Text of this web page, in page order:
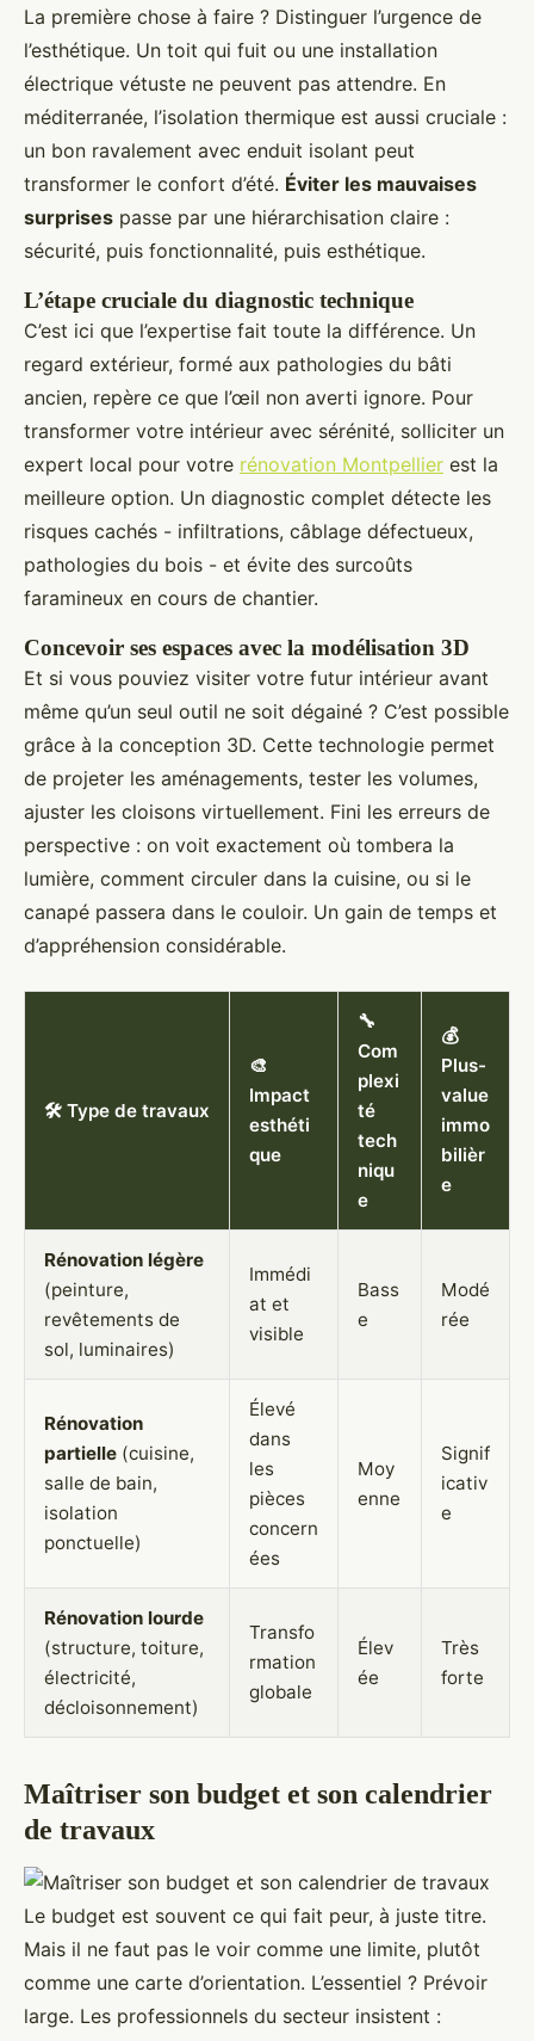
La première chose à faire ? Distinguer l’urgence de
l’esthétique. Un toit qui fuit ou une installation
électrique vétuste ne peuvent pas attendre. En
méditerranée, l’isolation thermique est aussi cruciale :
un bon ravalement avec enduit isolant peut
transformer le confort d’été. Éviter les mauvaises
surprises passe par une hiérarchisation claire :
sécurité, puis fonctionnalité, puis esthétique.
L’étape cruciale du diagnostic technique
C’est ici que l’expertise fait toute la différence. Un
regard extérieur, formé aux pathologies du bâti
ancien, repère ce que l’œil non averti ignore. Pour
transformer votre intérieur avec sérénité, solliciter un
expert local pour votre rénovation Montpellier est la
meilleure option. Un diagnostic complet détecte les
risques cachés - infiltrations, câblage défectueux,
pathologies du bois - et évite des surcoûts
faramineux en cours de chantier.
Concevoir ses espaces avec la modélisation 3D
Et si vous pouviez visiter votre futur intérieur avant
même qu’un seul outil ne soit dégainé ? C’est possible
grâce à la conception 3D. Cette technologie permet
de projeter les aménagements, tester les volumes,
ajuster les cloisons virtuellement. Fini les erreurs de
perspective : on voit exactement où tombera la
lumière, comment circuler dans la cuisine, ou si le
canapé passera dans le couloir. Un gain de temps et
d’appréhension considérable.
🛠️ Type de travaux
🎨
Impact
esthéti
que
🔧
Com
plexi
té
tech
niqu
e
💰
Plus-
value
immo
bilièr
e
Rénovation légère
(peinture,
revêtements de
sol, luminaires)
Immédi
at et
visible
Bass
e
Modé
rée
Rénovation
partielle (cuisine,
salle de bain,
isolation
ponctuelle)
Élevé
dans
les
pièces
concern
ées
Moy
enne
Signif
icativ
e
Rénovation lourde
(structure, toiture,
électricité,
décloisonnement)
Transfo
rmation
globale
Élev
ée
Très
forte
Maîtriser son budget et son calendrier
de travaux
Le budget est souvent ce qui fait peur, à juste titre.
Mais il ne faut pas le voir comme une limite, plutôt
comme une carte d’orientation. L’essentiel ? Prévoir
large. Les professionnels du secteur insistent :